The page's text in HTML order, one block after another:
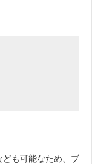
も可能なため、ブ